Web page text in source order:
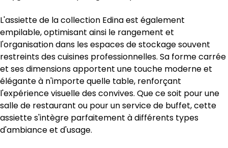
L'assiette de la collection Edina est également
empilable, optimisant ainsi le rangement et
l'organisation dans les espaces de stockage souvent
restreints des cuisines professionnelles. Sa forme carrée
et ses dimensions apportent une touche moderne et
élégante à n'importe quelle table, renforçant
l'expérience visuelle des convives. Que ce soit pour une
salle de restaurant ou pour un service de buffet, cette
assiette s'intègre parfaitement à différents types
d'ambiance et d'usage.